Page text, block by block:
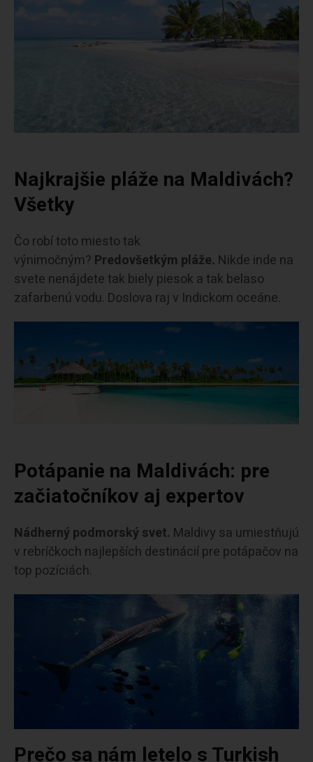
Najkrajšie pláže na Maldivách?
Všetky
Čo robí toto miesto tak
výnimočným? Predovšetkým pláže. Nikde inde na
svete nenájdete tak biely piesok a tak belaso
zafarbenú vodu. Doslova raj v Indickom oceáne.
Potápanie na Maldivách: pre
začiatočníkov aj expertov
Nádherný podmorský svet. Maldivy sa umiestňujú
v rebríčkoch najlepších destinácií pre potápačov na
top pozíciách.
Prečo sa nám letelo s Turkish